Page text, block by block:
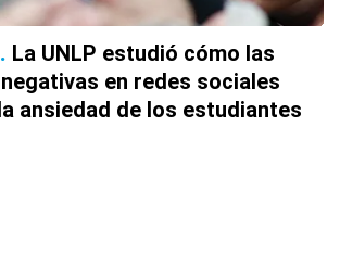
La UNLP estudió cómo las
en redes sociales
ansiedad de los estudiantes